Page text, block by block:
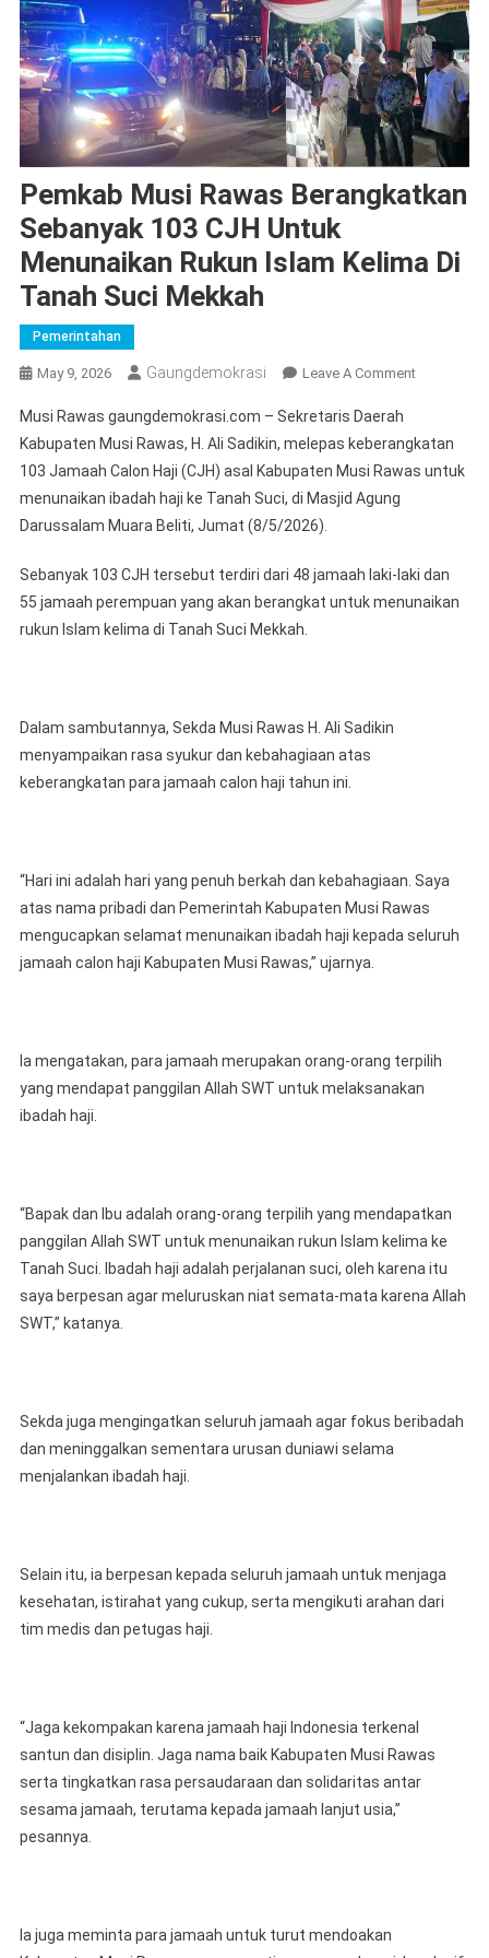
Pemkab Musi Rawas Berangkatkan
Sebanyak 103 CJH Untuk
Menunaikan Rukun Islam Kelima Di
Tanah Suci Mekkah
Pemerintahan
May 9, 2026 Gaungdemokrasi Leave A CommentOn
Rawas
Untuk
Musi Rawas gaungdemokrasi.com – Sekretaris Daerah
Kabupaten Musi Rawas, H. Ali Sadikin, melepas keberangkatan
103 Jamaah Calon Haji (CJH) asal Kabupaten Musi Rawas untuk
menunaikan ibadah haji ke Tanah Suci, di Masjid Agung
Darussalam Muara Beliti, Jumat (8/5/2026).
Sebanyak 103 CJH tersebut terdiri dari 48 jamaah laki-laki dan
55 jamaah perempuan yang akan berangkat untuk menunaikan
rukun Islam kelima di Tanah Suci Mekkah.
‎Dalam sambutannya, Sekda Musi Rawas H. Ali Sadikin
menyampaikan rasa syukur dan kebahagiaan atas
keberangkatan para jamaah calon haji tahun ini.
‎“Hari ini adalah hari yang penuh berkah dan kebahagiaan. Saya
atas nama pribadi dan Pemerintah Kabupaten Musi Rawas
mengucapkan selamat menunaikan ibadah haji kepada seluruh
jamaah calon haji Kabupaten Musi Rawas,” ujarnya.
‎Ia mengatakan, para jamaah merupakan orang-orang terpilih
yang mendapat panggilan Allah SWT untuk melaksanakan
ibadah haji.
‎“Bapak dan Ibu adalah orang-orang terpilih yang mendapatkan
panggilan Allah SWT untuk menunaikan rukun Islam kelima ke
Tanah Suci. Ibadah haji adalah perjalanan suci, oleh karena itu
saya berpesan agar meluruskan niat semata-mata karena Allah
SWT,” katanya.
‎Sekda juga mengingatkan seluruh jamaah agar fokus beribadah
dan meninggalkan sementara urusan duniawi selama
menjalankan ibadah haji.
‎Selain itu, ia berpesan kepada seluruh jamaah untuk menjaga
kesehatan, istirahat yang cukup, serta mengikuti arahan dari
tim medis dan petugas haji.
‎“Jaga kekompakan karena jamaah haji Indonesia terkenal
santun dan disiplin. Jaga nama baik Kabupaten Musi Rawas
serta tingkatkan rasa persaudaraan dan solidaritas antar
sesama jamaah, terutama kepada jamaah lanjut usia,”
pesannya.
‎Ia juga meminta para jamaah untuk turut mendoakan